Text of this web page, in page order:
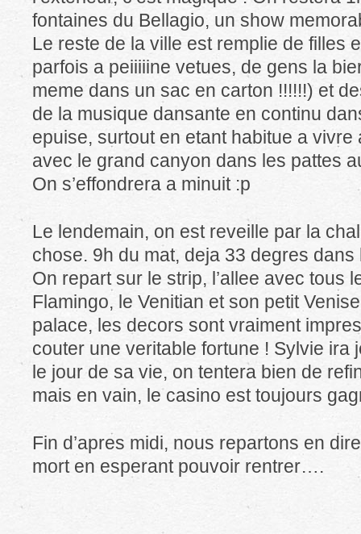
fontaines du Bellagio, un show
Le reste de la ville est remplie de filles
parfois a peiiiiine vetues, de gens la
meme dans un sac en carton !!!!!!) et
de la musique dansante en continu
epuise, surtout en etant habitue a vivre
avec le grand canyon dans les pattes
On s’effondrera a minuit :p
Le lendemain, on est reveille par la
chose. 9h du mat, deja 33 degres dans
On repart sur le strip, l’allee avec tous
Flamingo, le Venitian et son petit
palace, les decors sont vraiment
couter une veritable fortune ! Sylvie ira
le jour de sa vie, on tentera bien de
mais en vain, le casino est toujours
Fin d’apres midi, nous repartons en
mort en esperant pouvoir rentrer….